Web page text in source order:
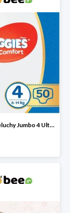
HUGGIES Pieluchy Jumbo 4 Ultra Comfort -19%